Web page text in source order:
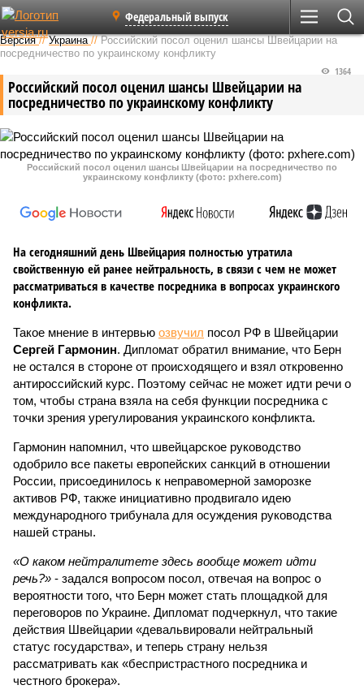
Федеральный выпуск
Версия //Украина //Российский посол оценил шансы Швейцарии на
посредничество по украинскому конфликту
Российский посол оценил шансы Швейцарии на
посредничество по украинскому конфликту
1364
Российский посол оценил шансы Швейцарии на посредничество по
украинскому конфликту (фото: pxhere.com)
На сегодняшний день Швейцария полностью утратила
свойственную ей ранее нейтральность, в связи с чем не может
рассматриваться в качестве посредника в вопросах украинского
конфликта.
Такое мнение в интервью озвучил посол РФ в Швейцарии
Сергей Гармонин. Дипломат обратил внимание, что Берн
не остался в стороне от происходящего и взял откровенно
антироссийский курс. Поэтому сейчас не может идти речи о
том, чтобы страна взяла на себя функции посредника с
точки зрения урегулирования украинского конфликта.
Гармонин напомнил, что швейцарское руководство
одобрило все пакеты европейских санкций в отношении
России, присоединилось к неправомерной заморозке
активов РФ, также инициативно продвигало идею
международного трибунала для осуждения руководства
нашей страны.
«О каком нейтралитете здесь вообще может идти
речь?» - задался вопросом посол, отвечая на вопрос о
вероятности того, что Берн может стать площадкой для
переговоров по Украине. Дипломат подчеркнул, что такие
действия Швейцарии «девальвировали нейтральный
статус государства», и теперь страну нельзя
рассматривать как «беспристрастного посредника и
честного брокера».